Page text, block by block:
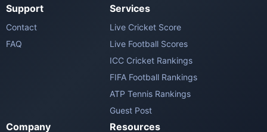
Support
Contact
FAQ
Services
Live Cricket Score
Live Football Scores
ICC Cricket Rankings
FIFA Football Rankings
ATP Tennis Rankings
Guest Post
Company Resources